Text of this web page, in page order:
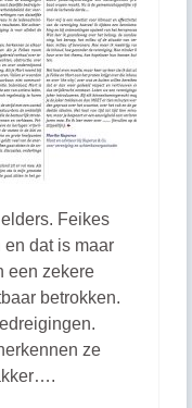
Feikes
dat is maar
een zekere
betrokken.
ze